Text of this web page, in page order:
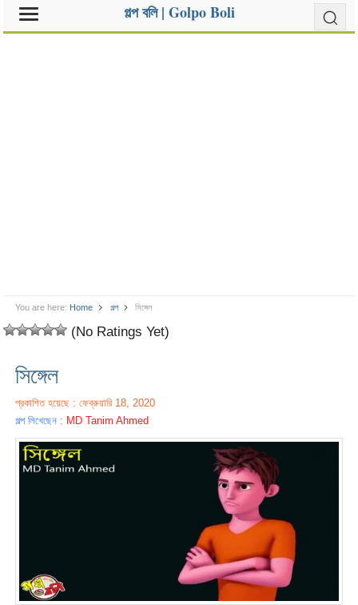
গল্প বলি | Golpo Boli
You are here: Home গল্প সিঙ্গেল
(No Ratings Yet)
সিঙ্গেল
প্রকাশিত হয়েছে : ফেব্রুয়ারি 18, 2020
গল্প লিখেছেন : MD Tanim Ahmed